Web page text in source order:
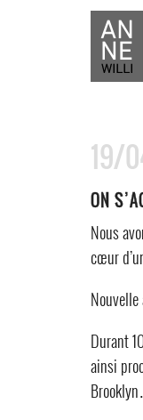
19/
ON
Nous
cœur
Durant
ainsi